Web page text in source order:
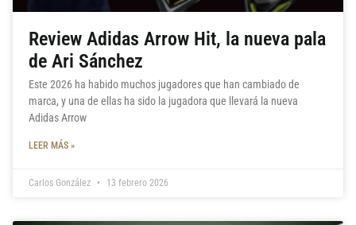
Review Adidas Arrow Hit, la nueva pala
de Ari Sánchez
Este 2026 ha habido muchos jugadores que han cambiado de
marca, y una de ellas ha sido la jugadora que llevará la nueva
Adidas Arrow
LEER MÁS »
Carlos González 13 febrero 2026